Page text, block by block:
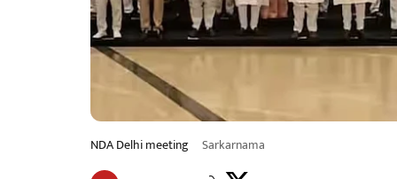
NDA Delhi meeting Sarkarnama